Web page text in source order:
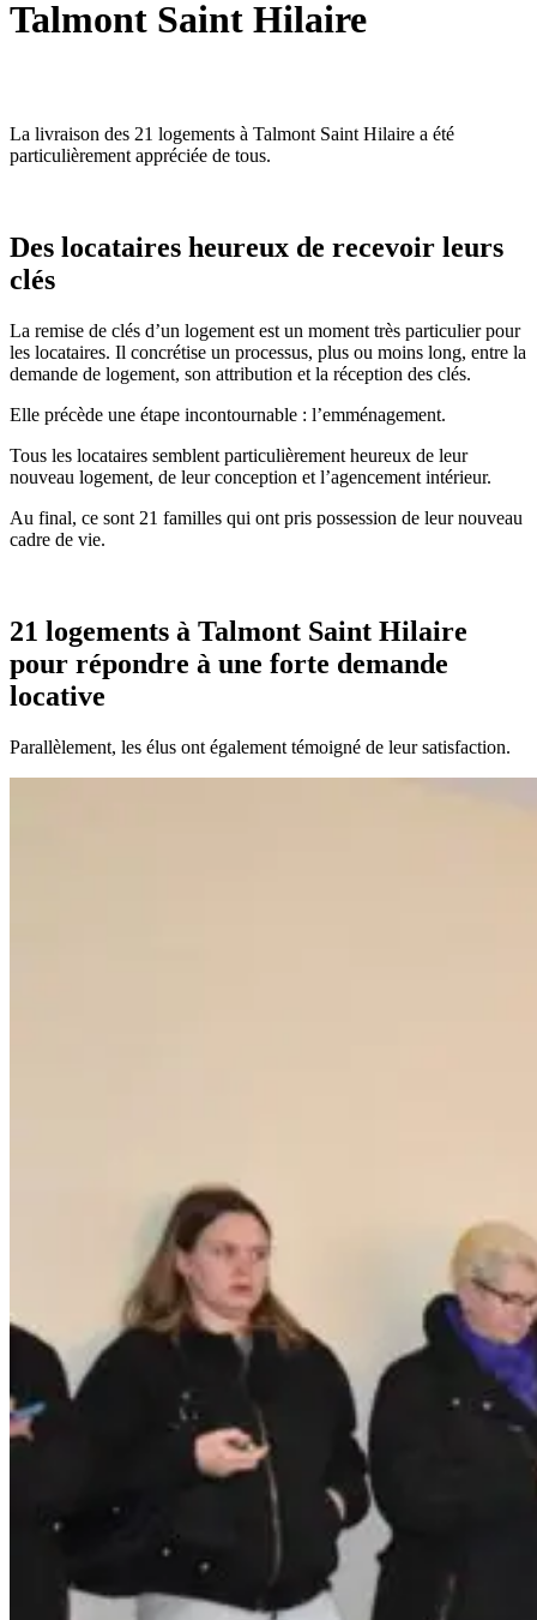
Talmont Saint Hilaire
La livraison des 21 logements à Talmont Saint Hilaire a été
particulièrement appréciée de tous.
Des locataires heureux de recevoir leurs
clés
La remise de clés d’un logement est un moment très particulier pour
les locataires. Il concrétise un processus, plus ou moins long, entre la
demande de logement, son attribution et la réception des clés.
Elle précède une étape incontournable : l’emménagement.
Tous les locataires semblent particulièrement heureux de leur
nouveau logement, de leur conception et l’agencement intérieur.
Au final, ce sont 21 familles qui ont pris possession de leur nouveau
cadre de vie.
21 logements à Talmont Saint Hilaire
pour répondre à une forte demande
locative
Parallèlement, les élus ont également témoigné de leur satisfaction.